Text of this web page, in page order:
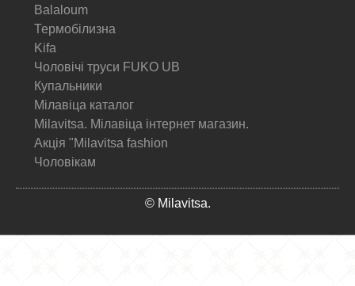
Balaloum
Термобілизна
Kifa
Чоловічі труси FUKO UB
Купальники
Мілавіца каталог
Milavitsa. Мілавіца інтернет магазин.
Акція "Milavitsa fashion
Чоловікам
© Milavitsa.